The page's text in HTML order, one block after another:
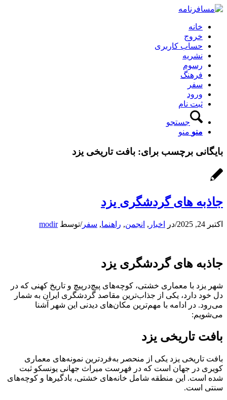
خانه
خروج
حساب کاربری
نشریه
رسوم
فرهنگ
سفر
ورود
ثبت نام
جستجو
منو منو
بایگانی برچسب برای: بافت تاریخی یزد
جاذبه های گردشگری یزد
اکتبر 24, 2025 /در اخبار , انجمن, راهنما, سفر/توسطmodir
جاذبه های گردشگری یزد
شهر یزد با معماری خشتی، کوچه‌های پیچ‌درپیچ و تاریخ کهنی که در
دل خود دارد، یکی از جذاب‌ترین مقاصد گردشگری ایران به شمار
می‌رود. در ادامه با مهم‌ترین مکان‌های دیدنی این شهر آشنا
می‌شویم:
بافت تاریخی یزد
بافت تاریخی یزد یکی از منحصر به‌فردترین نمونه‌های معماری
کویری در جهان است که در فهرست میراث جهانی یونسکو ثبت
شده است. این منطقه شامل خانه‌های خشتی، بادگیرها و کوچه‌های
سنتی است.